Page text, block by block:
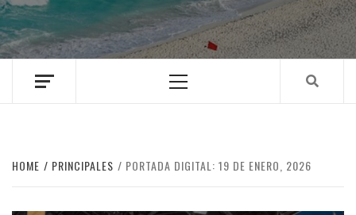
Menu
HOME PRINCIPALES PORTADA DIGITAL: 19 DE ENERO, 2026